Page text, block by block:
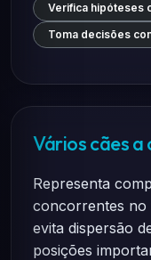
Verifica hipóteses
Toma decisões
Vários cães a
Representa
concorrentes no
evita dispersão
posições